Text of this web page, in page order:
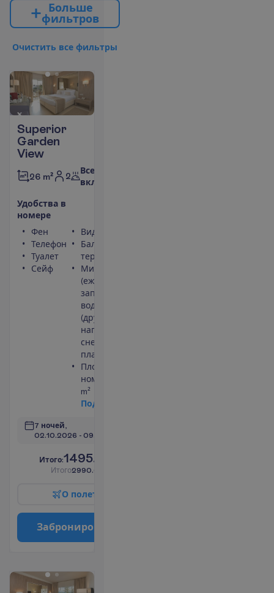
Больше
фильтров
Очистить все фильтры
Superior
Garden
View
26 m² 2
Все
включено
Удобства в
номере
Фен
Телефон
Туалет
Сейф
Вид на сад
Балкон или
терраса
Мини-бар
(ежедневно
заполняется
водой)
(другие
напитки и
снеки
платно)
Площадь
номера 26
m²
Под
7 ночей,
02.10.2026 - 09.10.2026
И того:1495.00
Итого2990.00
О полет
Заброниро